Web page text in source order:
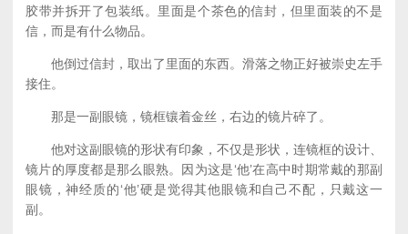
胶带并拆开了包装纸。里面是个茶色的信封，但里面装的不是
信，而是有什么物品。
他倒过信封，取出了里面的东西。滑落之物正好被崇史左手
接住。
那是一副眼镜，镜框镶着金丝，右边的镜片碎了。
他对这副眼镜的形状有印象，不仅是形状，连镜框的设计、
镜片的厚度都是那么眼熟。因为这是‘他’在高中时期常戴的那副
眼镜，神经质的‘他’硬是觉得其他眼镜和自己不配，只戴这一
副。